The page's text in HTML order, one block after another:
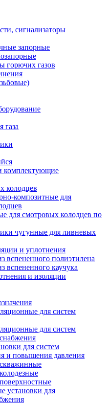
сигнализаторы
запорные
горючих газов
газа
комплектующие
колодцев
композитные для
для смотровых колодцев по
чугунные для ливневых
и уплотнения
вспененного полиэтилена
вспененного каучука
и изоляции
для систем
для систем
для систем
и повышения давления
установки для